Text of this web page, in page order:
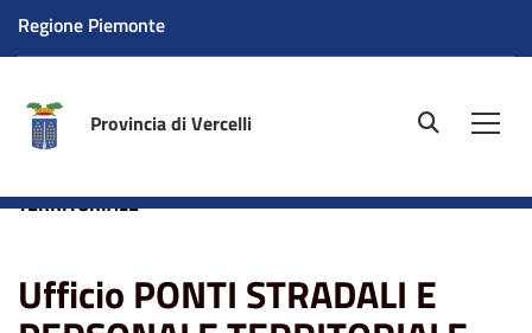
Regione Piemonte
Provincia di Vercelli site.searc
TERRITORIALE
Ufficio PONTI STRADALI E